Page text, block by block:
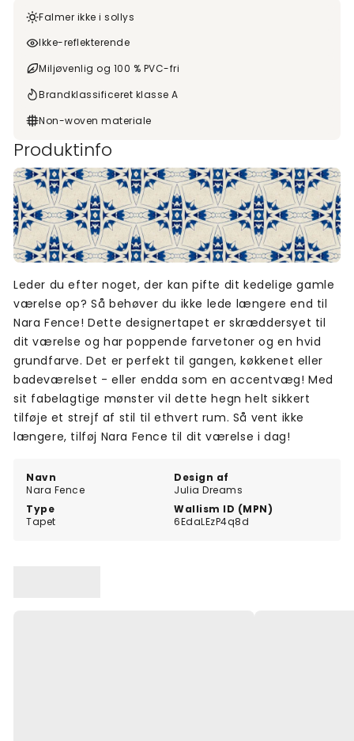
Falmer ikke i sollys
Ikke-reflekterende
Miljøvenlig og 100 % PVC-fri
Brandklassificeret klasse A
Non-woven materiale
Produktinfo
Navn
Nara Fence
Design af
Julia Dreams
Type
Tapet
Wallism ID (MPN)
6EdaLEzP4q8d
Leder du efter noget, der kan pifte dit kedelige gamle
værelse op? Så behøver du ikke lede længere end til
Nara Fence! Dette designertapet er skræddersyet til
dit værelse og har poppende farvetoner og en hvid
grundfarve. Det er perfekt til gangen, køkkenet eller
badeværelset - eller endda som en accentvæg! Med
sit fabelagtige mønster vil dette hegn helt sikkert
tilføje et strejf af stil til ethvert rum. Så vent ikke
længere, tilføj Nara Fence til dit værelse i dag!